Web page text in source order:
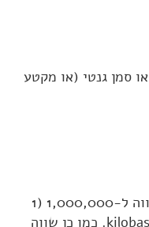
או סמן גנטי (או מקטע
, שווה ל-1,000,000 (1
מיליון) נוקלאוטידים או 1000 kilobase. כמו כן שווה